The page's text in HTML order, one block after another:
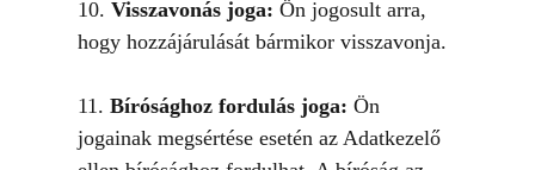
10. Visszavonás joga: Ön jogosult arra,
hogy hozzájárulását bármikor visszavonja.
11. Bírósághoz fordulás joga: Ön
jogainak megsértése esetén az Adatkezelő